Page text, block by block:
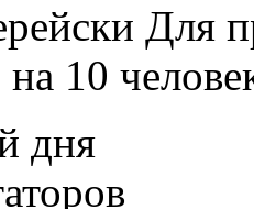
Для
на 10
дня